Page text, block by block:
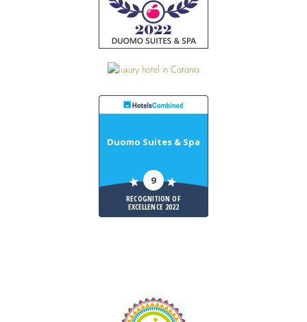
Duomo Suites & Spa
9
RECOGNITION OF
EXCELLENCE 2022